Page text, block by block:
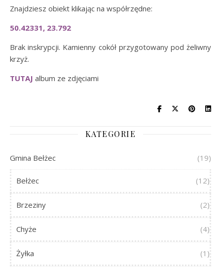
Znajdziesz obiekt klikając na współrzędne:
50.42331, 23.792
Brak inskrypcji. Kamienny cokół przygotowany pod żeliwny
krzyż.
TUTAJ album ze zdjęciami
KATEGORIE
Gmina Bełżec (19)
Bełżec (12)
Brzeziny (2)
Chyże (4)
Żyłka (1)